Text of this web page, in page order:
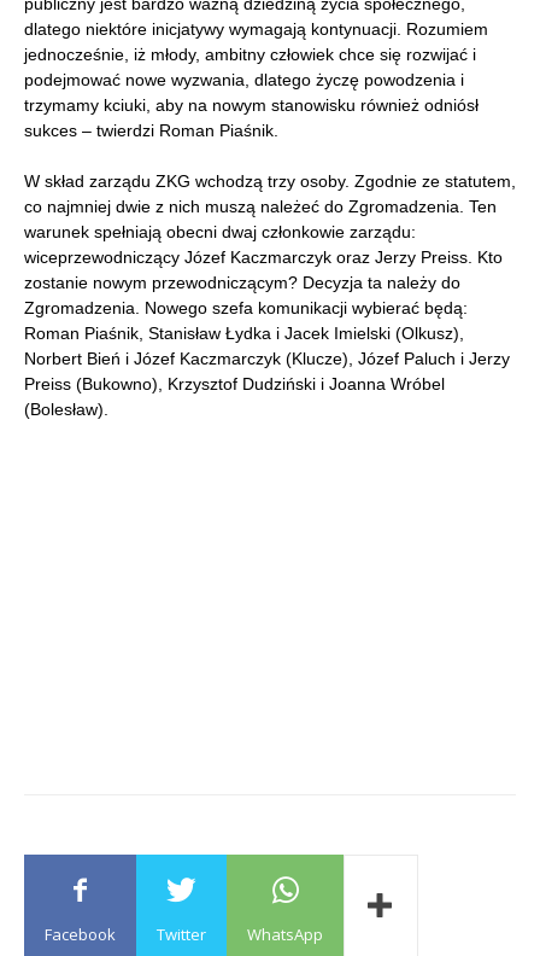
dlatego niektóre inicjatywy wymagają kontynuacji. Rozumiem
jednocześnie, iż młody, ambitny człowiek chce się rozwijać i
podejmować nowe wyzwania, dlatego życzę powodzenia i
trzymamy kciuki, aby na nowym stanowisku również odniósł
sukces – twierdzi Roman Piaśnik.
W skład zarządu ZKG wchodzą trzy osoby. Zgodnie ze statutem,
co najmniej dwie z nich muszą należeć do Zgromadzenia. Ten
warunek spełniają obecni dwaj członkowie zarządu:
wiceprzewodniczący Józef Kaczmarczyk oraz Jerzy Preiss. Kto
zostanie nowym przewodniczącym? Decyzja ta należy do
Zgromadzenia. Nowego szefa komunikacji wybierać będą:
Roman Piaśnik, Stanisław Łydka i Jacek Imielski (Olkusz),
Norbert Bień i Józef Kaczmarczyk (Klucze), Józef Paluch i Jerzy
Preiss (Bukowno), Krzysztof Dudziński i Joanna Wróbel
(Bolesław).
Facebook Twitter WhatsApp